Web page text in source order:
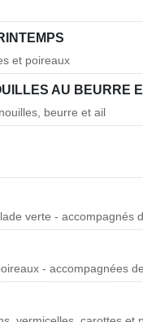
et poireaux
AU BEURRE
beurre et ail
verte - accompagnés
- accompagnées